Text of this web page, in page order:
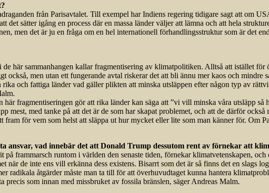
från Parisavtalet. Till exempel har Indiens regering tidigare sagt att om
det sätter igång en process där en massa länder väljer att lämna och att hela
men det är ju en fråga om en hel internationell förhandlingsstruktur som är det
här sammanhangen kallar fragmentisering av klimatpolitiken. Alltså att istället
också, men utan ett fungerande avtal riskerar det att bli ännu mer kaos och mindre
och fattiga länder vad gäller plikten att minska utsläppen efter någon typ av
här fragmentiseringen gör att rika länder kan säga att ”vi vill minska våra utsläpp
mest, med tanke på att det är de som har skapat problemet, och att de därför
för vem som helst att släppa ut hur mycket eller lite som man känner för. Om
ansvar, vad innebär det att Donald Trump dessutom rent av förnekar att
frammarsch runtom i världen den senaste tiden, förnekar klimatvetenskapen,
när de inte ens vill erkänna dess existens. Bisarrt som det är så finns det en slags
radikala åtgärder måste man ta till för att överhuvudtaget kunna hantera
precis som innan med missbruket av fossila bränslen, säger Andreas Malm.